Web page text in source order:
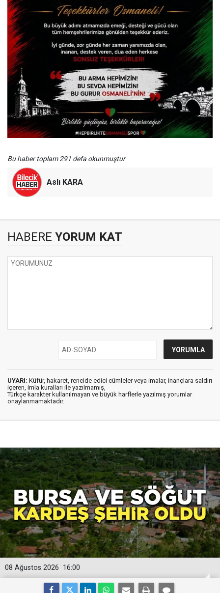
Bu haber toplam 291 defa okunmuştur
Aslı KARA
HABERE YORUM KAT
UYARI: Küfür, hakaret, rencide edici cümleler veya imalar, inançlara saldırı
içeren, imla kuralları ile yazılmamış,
Türkçe karakter kullanılmayan ve büyük harflerle yazılmış yorumlar
onaylanmamaktadır.
16:00
08 Ağustos 2026